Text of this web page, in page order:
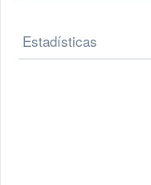
Estadísticas